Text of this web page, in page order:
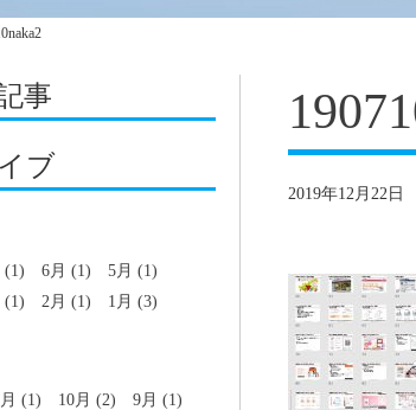
事
ブ
(1) 6月 (1)
5月 (1)
(1) 2月 (1) 1月 (3)
(1) 10月 (2)
9月 (1)
2019年12月22日